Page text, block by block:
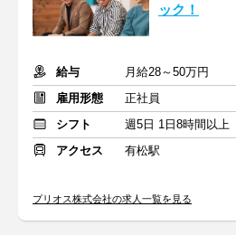
ック！
給与
月給28～50万円
雇用形態
正社員
シフト
週5日 1日8時間以上
アクセス
有松駅
プリオス株式会社の求人一覧を見る